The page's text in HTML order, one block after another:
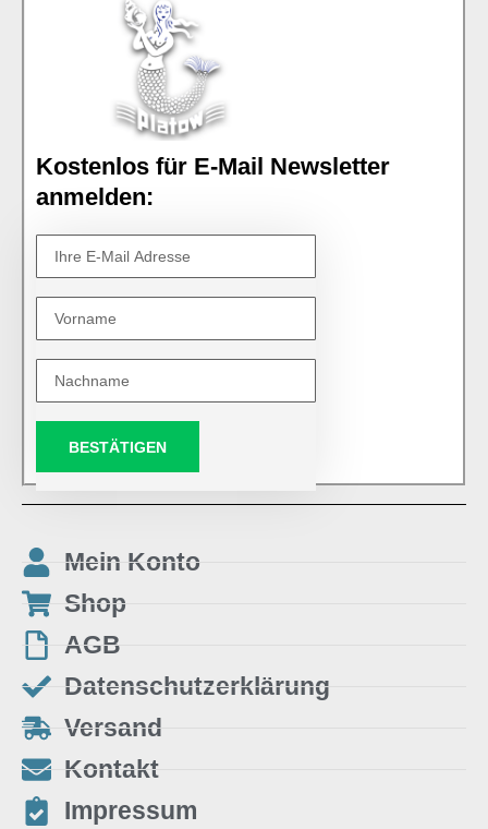
Kostenlos für E-Mail Newsletter
anmelden:
BESTÄTIGEN
Mein Konto
Shop
AGB
Datenschutzerklärung
Versand
Kontakt
Impressum